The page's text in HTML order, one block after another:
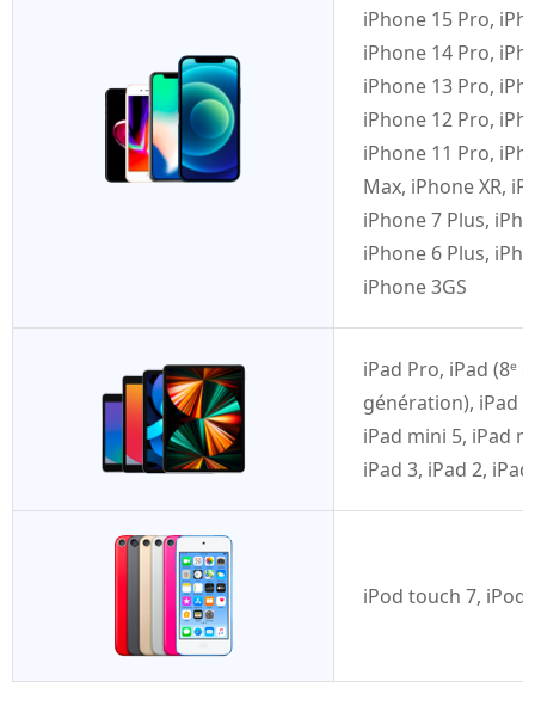
iPhone 15 Pro,
iPhone 14 Pro,
iPhone 13 Pro,
iPhone 12 Pro,
iPhone 11 Pro,
Max, iPhone XR,
iPhone 7 Plus,
iPhone 6 Plus,
iPhone 3GS
iPad Pro, iPad (8ᵉ
génération), iPad
iPad mini 5, iPad
iPad 3, iPad 2, iPad
iPod touch 7,